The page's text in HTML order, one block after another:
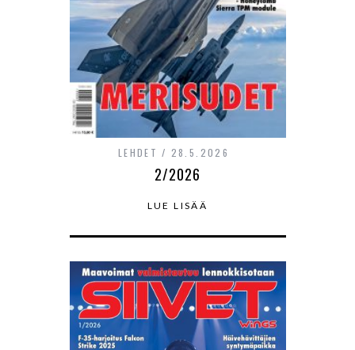
LEHDET 28.5.2026
2/2026
LUE LISÄÄ